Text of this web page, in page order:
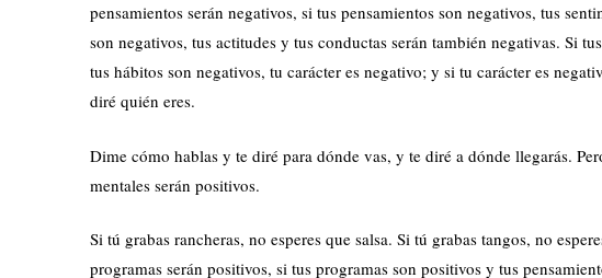
pensamientos serán negativos, si tus pensamientos son negativos, tus
son negativos, tus actitudes y tus conductas serán también negativas. Si
tus hábitos son negativos, tu carácter es negativo; y si tu carácter es
diré quién eres.
Dime cómo hablas y te diré para dónde vas, y te diré a dónde llegarás.
mentales serán positivos.
Si tú grabas rancheras, no esperes que salsa. Si tú grabas tangos, no
programas serán positivos, si tus programas son positivos y tus